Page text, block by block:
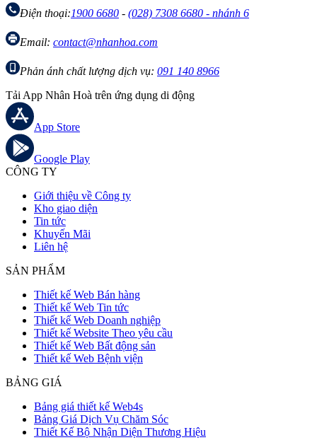
Điện thoại:1900 6680 - (028) 7308 6680 - nhánh 6
Email: contact@nhanhoa.com
Phản ánh chất lượng dịch vụ: 091 140 8966
Tải App Nhân Hoà trên ứng dụng di động
App Store
Google Play
CÔNG TY
Giới thiệu về Công ty
Kho giao diện
Tin tức
Khuyến Mãi
Liên hệ
SẢN PHẨM
Thiết kế Web Bán hàng
Thiết kế Web Tin tức
Thiết kế Web Doanh nghiệp
Thiết kế Website Theo yêu cầu
Thiết kế Web Bất động sản
Thiết kế Web Bệnh viện
BẢNG GIÁ
Bảng giá thiết kế Web4s
Bảng Giá Dịch Vụ Chăm Sóc
Thiết Kế Bộ Nhận Diện Thương Hiệu